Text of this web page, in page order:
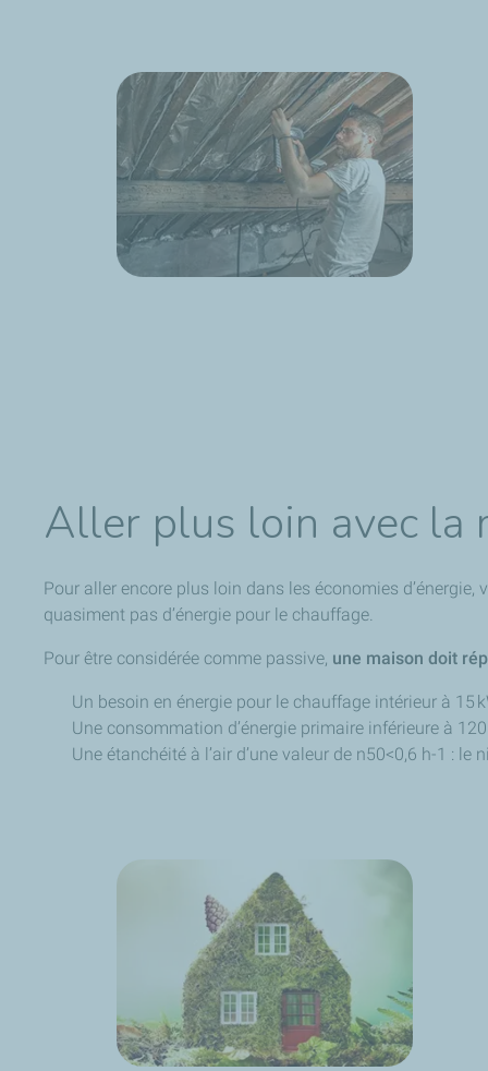
Aller plus loin avec la
Pour aller encore plus loin dans les économies
quasiment pas d’énergie pour le chauffage.
Pour être considérée comme passive, une maison doit
Un besoin en énergie pour le chauffage intérieur à 15
Une consommation d’énergie primaire inférieure à 120
Une étanchéité à l’air d’une valeur de n50<0,6 h-1 :